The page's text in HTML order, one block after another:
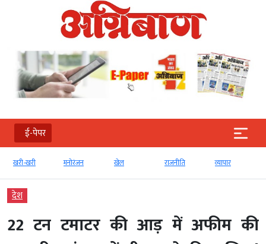
ई-पेपर
खरी-खरी मनोरंजन खेल राजनीति व्‍यापार
देश
22 टन टमाटर की आड़ में अफीम की